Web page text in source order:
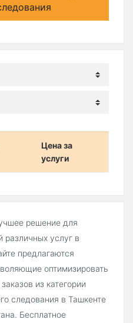
Цена за
услуги
решение для
различных услуг в
предлагаются
оптимизировать
из категории
следования в Ташкенте
Бесплатное